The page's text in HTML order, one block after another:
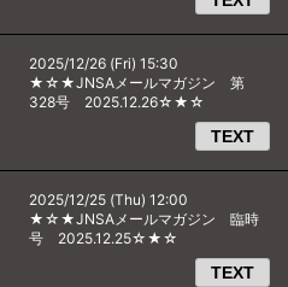
2025/12/26 (Fri) 15:30
★☆★JNSAメールマガジン 第
328号 2025.12.26☆★☆
TEXT
2025/12/25 (Thu) 12:00
★☆★JNSAメールマガジン 臨時
号 2025.12.25☆★☆
TEXT